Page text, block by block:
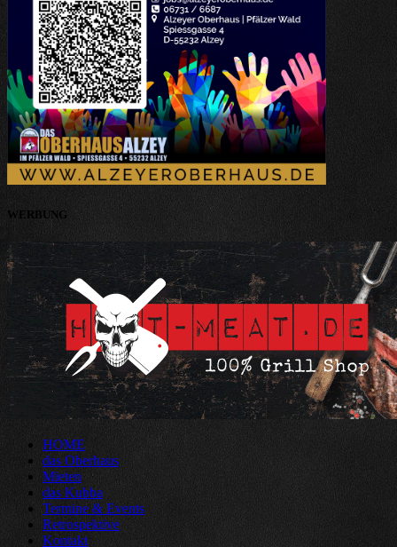
WERBUNG
HOME
das Oberhaus
Mieten
das Kubba
Termine & Events
Retrospektive
Kontakt